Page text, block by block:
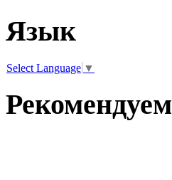
Язык
Select Language ▼
Рекомендуем